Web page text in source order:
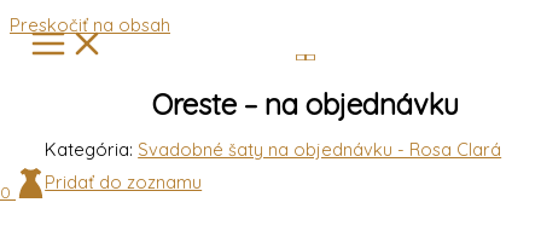
Preskočiť na obsah
0
Oreste – na objednávku
Kategória: Svadobné šaty na objednávku - Rosa Clará
Pridať do zoznamu